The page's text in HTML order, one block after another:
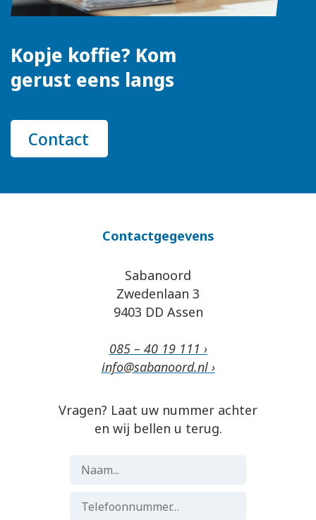
Kopje koffie? Kom
gerust eens langs
Contact
Contactgegevens
Sabanoord
Zwedenlaan 3
9403 DD Assen
085 – 40 19 111 ›
info@sabanoord.nl ›
Vragen? Laat uw nummer achter
en wij bellen u terug.